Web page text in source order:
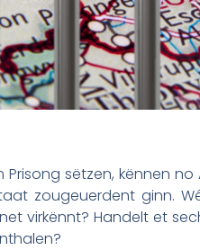
Prisong sëtzen, kënnen
zougeuerdent ginn.
virkënnt? Handelt et